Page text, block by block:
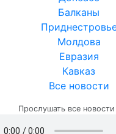
Балканы
Молдова
Евразия
Кавказ
Все новости
Прослушать все новости